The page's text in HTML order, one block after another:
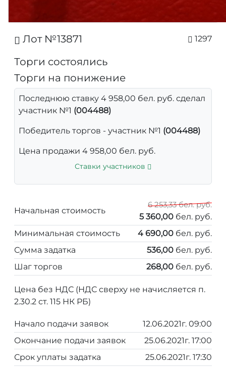
Лот №13871 1297
Торги состоялись
Торги на понижение
Последнюю ставку 4 958,00 бел. руб. сделал
участник №1 (004488)
Победитель торгов - участник №1 (004488)
Цена продажи 4 958,00 бел. руб.
Ставки участников
Начальная стоимость
6 253,33 бел. руб.
5 360,00 бел. руб.
Минимальная стоимость
4 690,00 бел. руб.
Сумма задатка
536,00 бел. руб.
Шаг торгов
268,00 бел. руб.
Цена без НДС (НДС сверху не начисляется п.
2.30.2 ст. 115 НК РБ)
Начало подачи заявок
12.06.2021г. 09:00
Окончание подачи заявок
25.06.2021г. 17:00
Срок уплаты задатка
25.06.2021г. 17:30